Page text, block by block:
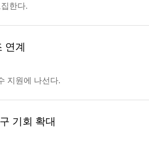
한다.
계
지원에 나선다.
기회 확대